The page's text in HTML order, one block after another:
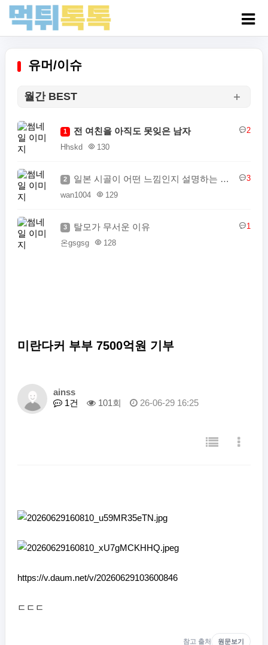
유머/이슈
월간 BEST
1 전 여친을 아직도 못잊은 남자
2
Hhskd
130
2 일본 시골이 어떤 느낌인지 설명하는 일본인
3
wan1004
129
3 탈모가 무서운 이유
1
온gsgsg
128
미란다커 부부 7500억원 기부
ainss
1건
101회 26-06-29 16:25
https://v.daum.net/v/20260629103600846
ㄷㄷㄷ
참고 출처 원문보기